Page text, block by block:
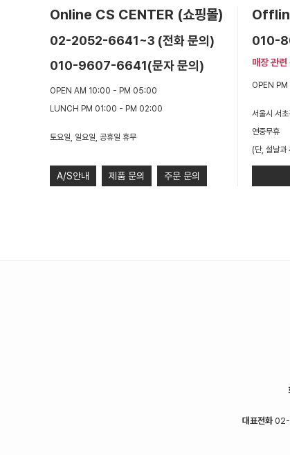
Online CS CENTER (쇼핑몰)
02-2052-6641~3 (전화 문의)
010-9607-6641(문자 문의)
OPEN AM 10:00 - PM 05:00
LUNCH PM 01:00 - PM 02:00
토요일, 일요일, 공휴일 휴무
A/S안내 제품 문의 주문 문의
010-
매장 관
OPEN
서울시 서
연중무휴
(단, 설날과
대표전화